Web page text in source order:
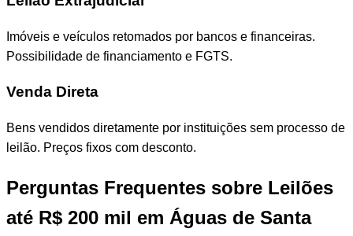
Imóveis e veículos retomados por bancos e financeiras.
Possibilidade de financiamento e FGTS.
Venda Direta
Bens vendidos diretamente por instituições sem processo de
leilão. Preços fixos com desconto.
Perguntas Frequentes sobre Leilões
até R$ 200 mil em Águas de Santa